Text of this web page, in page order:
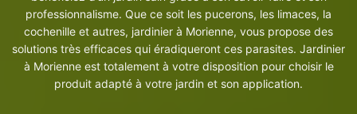
professionnalisme. Que ce soit les pucerons, les limaces, la
cochenille et autres, jardinier à Morienne, vous propose des
solutions très efficaces qui éradiqueront ces parasites. Jardinier
à Morienne est totalement à votre disposition pour choisir le
produit adapté à votre jardin et son application.